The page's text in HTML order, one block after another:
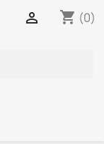
shopping_cart (0)
